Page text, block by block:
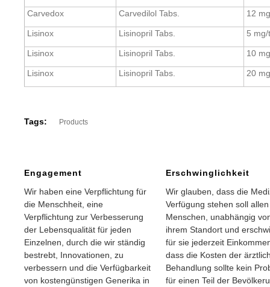
Carvedox Carvedilol Tabs. 12
Lisinox Lisinopril Tabs. 5
Lisinox Lisinopril Tabs. 10
Lisinox Lisinopril Tabs. 20
Tags: Products
Engagement
Wir haben eine Verpflichtung für
die Menschheit, eine
Verpflichtung zur Verbesserung
der Lebensqualität für jeden
Einzelnen, durch die wir ständig
bestrebt, Innovationen, zu
verbessern und die Verfügbarkeit
von kostengünstigen Generika in
Erschwinglichkeit
Wir glauben, dass die
Verfügung stehen soll allen
Menschen, unabhängig
ihrem Standort und
für sie jederzeit
dass die Kosten der
Behandlung sollte kein
für einen Teil der